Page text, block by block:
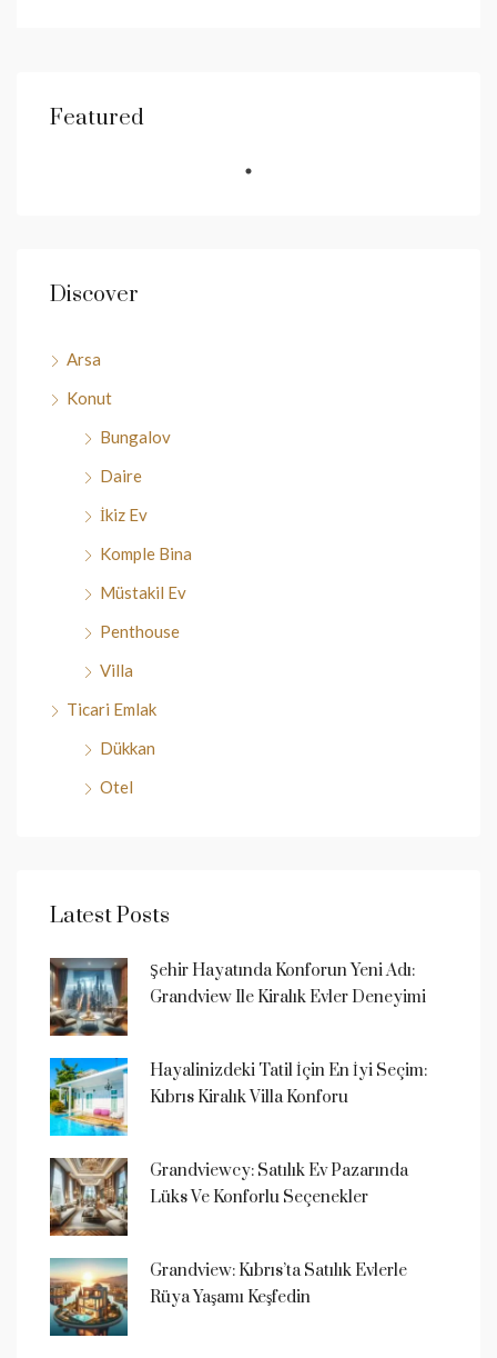
Featured
Discover
Arsa
Konut
Bungalov
Daire
İkiz Ev
Komple Bina
Müstakil Ev
Penthouse
Villa
Ticari Emlak
Dükkan
Otel
Latest Posts
Şehir Hayatında Konforun Yeni Adı:
Grandview Ile Kiralık Evler Deneyimi
Hayalinizdeki Tatil İçin En İyi Seçim:
Kıbrıs Kiralık Villa Konforu
Grandviewcy: Satılık Ev Pazarında
Lüks Ve Konforlu Seçenekler
Grandview: Kıbrıs’ta Satılık Evlerle
Rüya Yaşamı Keşfedin